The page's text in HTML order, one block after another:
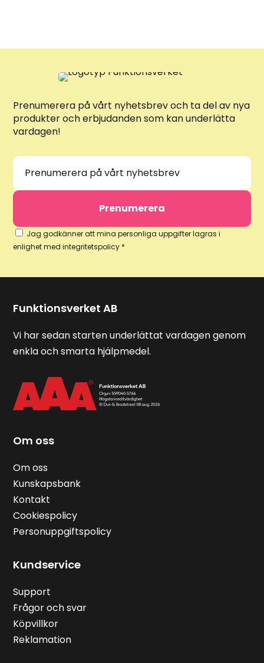
Prenumerera på vårt nyhetsbrev och ta del av nya
produkter och erbjudanden som kan underlätta
vardagen!
Jag godkänner att mina personliga uppgifter lagras i
enlighet med integritetspolicy *
Funktionsverket AB
Vi har sedan starten underlättat vardagen genom
enkla och smarta hjälpmedel.
Om oss
Om oss
Kunskapsbank
Kontakt
Cookiespolicy
Personuppgiftspolicy
Kundservice
Support
Frågor och svar
Köpvillkor
Reklamation